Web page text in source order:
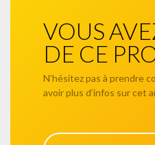
VOUS
DE CE
N’hésitez pas à prendre
avoir plus d’infos sur cet